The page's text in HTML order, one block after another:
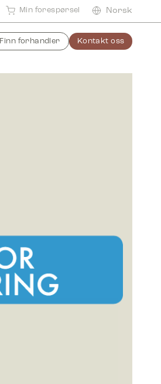
Min forespørsel Norsk
Finn forhandler Kontakt oss